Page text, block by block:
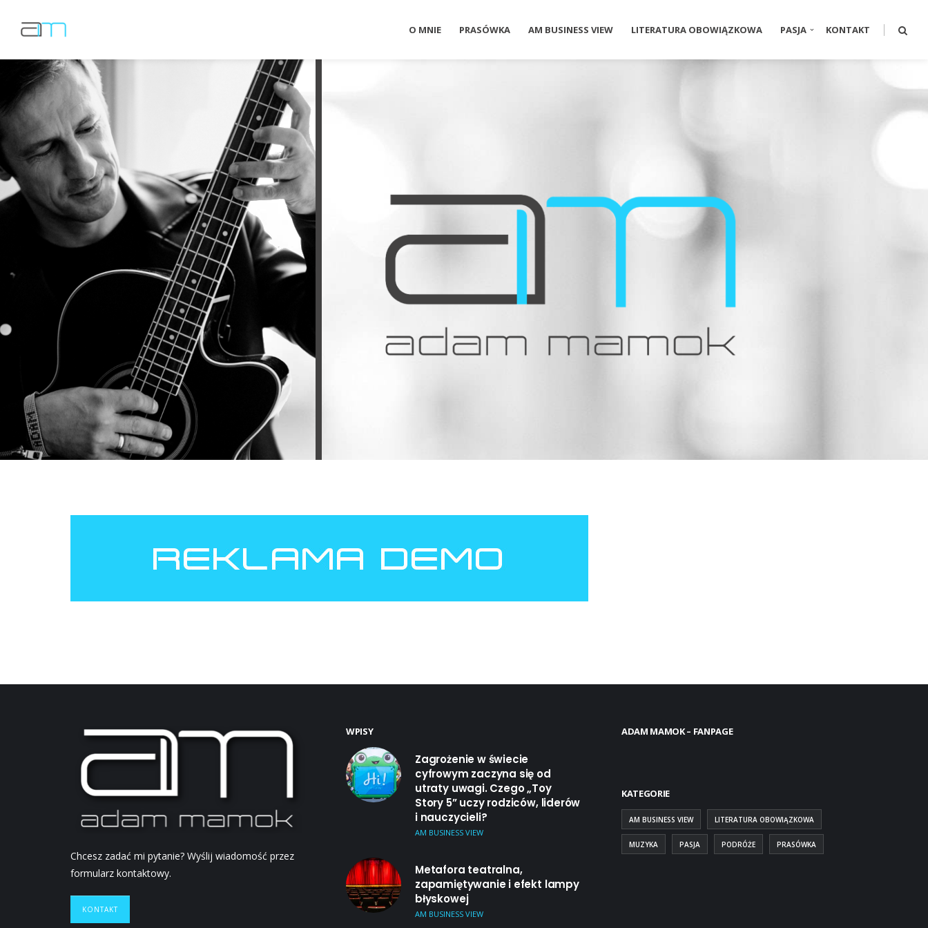
O MNIE PRASÓWKA AM BUSINESS VIEW LITERATURA OBOWIĄZKOWA PASJA KONTAKT
Chcesz zadać mi pytanie? Wyślij wiadomość przez
formularz kontaktowy.
KONTAKT
WPISY
Zagrożenie w świecie
cyfrowym zaczyna się od
utraty uwagi. Czego „Toy
Story 5” uczy rodziców, liderów
i nauczycieli?
AM BUSINESS VIEW
Metafora teatralna,
zapamiętywanie i efekt lampy
błyskowej
AM BUSINESS VIEW
ADAM MAMOK – FANPAGE
KATEGORIE
AM BUSINESS VIEW LITERATURA OBOWIĄZKOWA
MUZYKA PASJA PODRÓŻE PRASÓWKA